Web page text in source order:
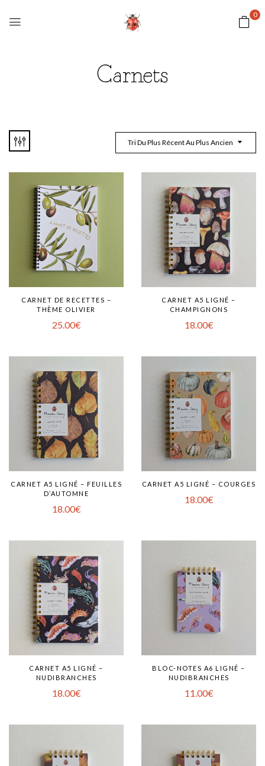
0
Carnets
Tri Du Plus Récent Au Plus Ancien
CARNET DE RECETTES –
THÈME OLIVIER
25.00€
CARNET A5 LIGNÉ –
CHAMPIGNONS
18.00€
CARNET A5 LIGNÉ – FEUILLES
D’AUTOMNE
18.00€
CARNET A5 LIGNÉ – COURGES
18.00€
CARNET A5 LIGNÉ –
NUDIBRANCHES
18.00€
BLOC-NOTES A6 LIGNÉ –
NUDIBRANCHES
11.00€